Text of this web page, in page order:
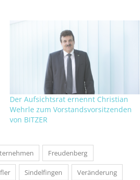
Der Aufsichtsrat ernennt Christian
Wehrle zum Vorstandsvorsitzenden
von BITZER
Freudenberg
Sindelfingen Veränderung